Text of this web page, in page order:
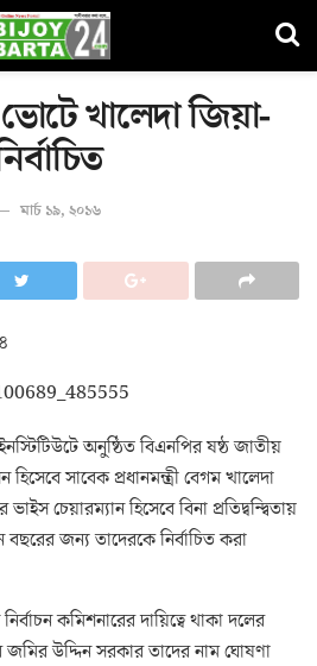
খালেদা জিয়া-
মার্চ ১৯, ২০১৬
ইনস্টিটিউটে অনুষ্ঠিত বিএনপির ষষ্ঠ জাতীয়
সাবেক প্রধানমন্ত্রী বেগম খালেদা
চেয়ারম্যান হিসেবে বিনা প্রতিদ্বন্দ্বিতায়
বছরের জন্য তাদেরকে নির্বাচিত করা
কমিশনারের দায়িত্বে থাকা দলের
জমির উদ্দিন সরকার তাদের নাম ঘোষণা